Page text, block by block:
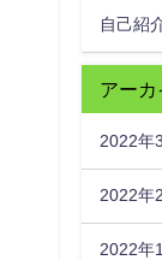
自己紹
アーカ
2022年
2022年
2022年